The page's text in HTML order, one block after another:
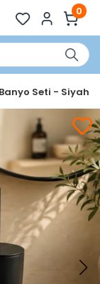
0
Seti - Siyah